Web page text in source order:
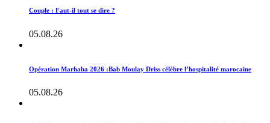
Couple : Faut-il tout se dire ?
05.08.26
Opération Marhaba 2026 :Bab Moulay Driss célèbre l’hospitalité marocaine
05.08.26